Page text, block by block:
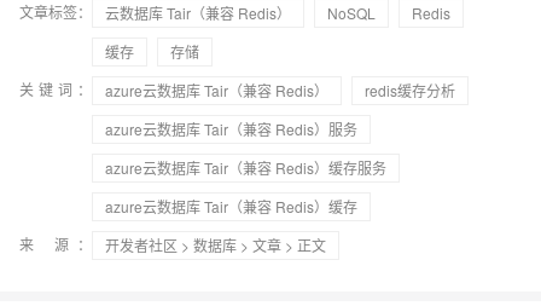
文章标签： 云数据库 Tair（兼容 Redis） NoSQL
Redis
缓存
存储
关键词：
azure云数据库 Tair（兼容 Redis）
redis缓存分析
azure云数据库 Tair（兼容 Redis）服务
azure云数据库 Tair（兼容 Redis）缓存服务
azure云数据库 Tair（兼容 Redis）缓存
来 源：
开发者社区 > 数据库 > 文章 > 正文